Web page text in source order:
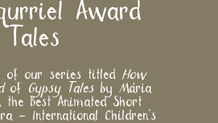
Award
of our series titled How
of Gypsy Tales by Mária
the Best Animated Short
– International Children’s